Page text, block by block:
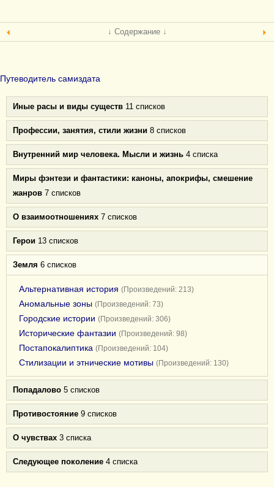
↓ Содержание ↓
Путеводитель самиздата
Иные расы и виды существ 11 списков
Профессии, занятия, стили жизни 8 списков
Внутренний мир человека. Мысли и жизнь 4 списка
Миры фэнтези и фантастики: каноны, апокрифы, смешение
жанров 7 списков
О взаимоотношениях 7 списков
Герои 13 списков
Земля 6 списков
Альтернативная история (Произведений: 213)
Аномальные зоны (Произведений: 73)
Городские истории (Произведений: 306)
Исторические фантазии (Произведений: 98)
Постапокалиптика (Произведений: 104)
Стилизации и этнические мотивы (Произведений: 130)
Попадалово 5 списков
Противостояние 9 списков
О чувствах 3 списка
Следующее поколение 4 списка